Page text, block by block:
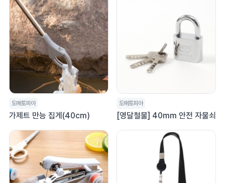
도매토피아
가제트 만능 집게(40cm)
도매토피아
[영달철물] 40mm 안전 자물쇠